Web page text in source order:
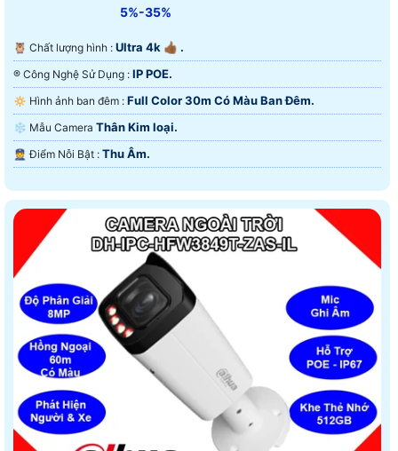
5%-35%
🦉 Chất lượng hình : Ultra 4k 👍🏾 .
®️ Công Nghệ Sử Dụng : IP POE.
🔅 Hình ảnh ban đêm : Full Color 30m Có Màu Ban Ðêm.
❄ Mẫu Camera Thân Kim loại.
️👮 Điểm Nỗi Bật : Thu Âm.